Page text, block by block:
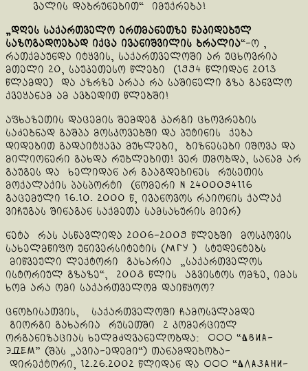
ვალის დაბრუნებით“ იმუქრება!
„დღეს საქართველო ერთმანეთზე წაკიდებულ
საზოგადოებად იქცა ივანიშვილის ბრალია“-ო ,
რათქმაუნდა იტყვის, საქართველოში არ უცხოვრია
მთელი 20, საუკეთესო წლები (1994 წლიდან 2013
წლამდე) და აზრზე არაა რა საშინელი გზა განვლო
ქვეყანამ ამ ავბედით წლებში!
აფხაზეთის დაცემის შემდეგ კარგი ცხოვრების
საძებნად გაშპა მოსკოვებში და პუტინის ქება
დიდებით გადაიტყავა მუხლები, ბიზნესები იშოვა და
მილიონერი გახდა რუბლებით! ვერ თმობდა, სანამ არ
გაუგეს და ხელიდან არ გააგდებინეს რუსეთის
მოქალაქის პასპორტი (ნომერი N 2400094116
გაცემული 16.10. 2000 წ, ივანოვოს რაიონის ქალაქ
ვიჩუგას შინაგან საქმეთა სამსახურის მიერ)
ნეტა რას ასწავლიდა 2006-2009 წლებში მოსკოვის
სახელმწიფო უნივერსიტეტის (МГУ ) სტუდენტებს
მიწვეული ლექტორი გახარია „საქართველოს
ისტორიულ გზაზე“, 2008 წლის აგვისტოს ომზე, იმას
ხომ არა ომი საქართველომ დაიწყოო?
ცნობისათვის, საქართველოში ჩამოსვლამდე
გიორგი გახარია რუსეთში 2 კომერციულ
ორგანიზაციას ხელმძღვანელობდა: ООО “Авиа-
Эдем” (შპს „ავია-ედემი“) თანამდებობა-
დირექტორი, 12.26.2002 წლიდან და ООО “Алазани-